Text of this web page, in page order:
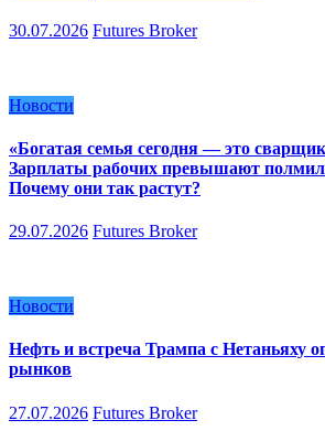
30.07.2026 Futures Broker
Новости
«Богатая семья сегодня — это
Зарплаты рабочих превышают
Почему они так растут?
29.07.2026 Futures Broker
Новости
Нефть и встреча Трампа с Нетаньяху
рынков
27.07.2026 Futures Broker